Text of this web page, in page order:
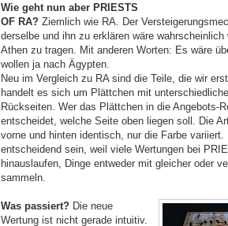
Wie geht nun aber PRIESTS
OF RA? Ziemlich wie RA. Der
derselbe und ihn zu erklären wäre wahrscheinlich
Athen zu tragen. Mit anderen Worten: Es wäre
wollen ja nach Ägypten.
Neu im Vergleich zu RA sind die Teile, die wir
handelt es sich um Plättchen mit
Rückseiten. Wer das Plättchen in die Angebots-
entscheidet, welche Seite oben liegen soll. Die
vorne und hinten identisch, nur die Farbe variiert.
entscheidend sein, weil viele Wertungen bei
hinauslaufen, Dinge entweder mit gleicher oder
sammeln.
Was passiert? Die neue
Wertung ist nicht gerade intuitiv.